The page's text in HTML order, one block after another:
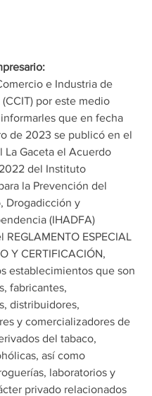
e Industria de
por este medio
que en fecha
de 2023 se publicó en el
La Gaceta el Acuerdo
del Instituto
la Prevención del
Drogadicción y
(IHADFA)
ESPECIAL
Y CERTIFICACIÓN,
establecimientos que son
fabricantes,
distribuidores,
y comercializadores de
del tabaco,
así como
laboratorios y
privado relacionados